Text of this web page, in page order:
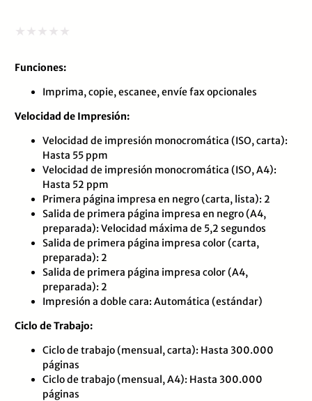
con
Funciones:
Imprima, copie, escanee, envíe fax opcionales
Velocidad de Impresión:
Velocidad de impresión monocromática (ISO, carta):
Hasta 55 ppm
Velocidad de impresión monocromática (ISO, A4):
Hasta 52 ppm
Primera página impresa en negro (carta, lista): 2
Salida de primera página impresa en negro (A4,
preparada): Velocidad máxima de 5,2 segundos
Salida de primera página impresa color (carta,
preparada): 2
Salida de primera página impresa color (A4,
preparada): 2
Impresión a doble cara: Automática (estándar)
Ciclo de Trabajo:
Ciclo de trabajo (mensual, carta): Hasta 300.000
páginas
Ciclo de trabajo (mensual, A4): Hasta 300.000
páginas